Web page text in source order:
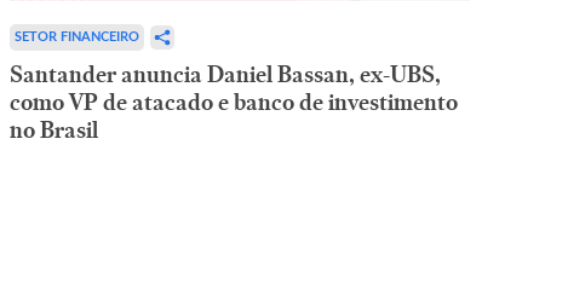
SETOR FINANCEIRO
Santander anuncia Daniel Bassan, ex-UBS,
como VP de atacado e banco de investimento
no Brasil